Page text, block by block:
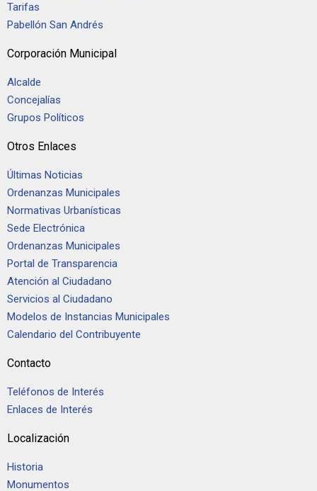
Tarifas
Pabellón San Andrés
Corporación Municipal
Alcalde
Concejalías
Grupos Políticos
Otros Enlaces
Últimas Noticias
Ordenanzas Municipales
Normativas Urbanísticas
Sede Electrónica
Ordenanzas Municipales
Portal de Transparencia
Atención al Ciudadano
Servicios al Ciudadano
Modelos de Instancias Municipales
Calendario del Contribuyente
Contacto
Teléfonos de Interés
Enlaces de Interés
Localización
Historia
Monumentos